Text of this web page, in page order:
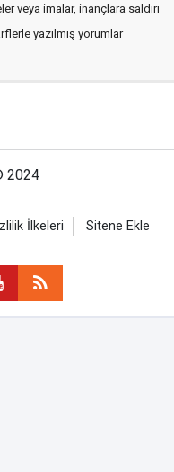
veya imalar, inançlara saldırı
yazılmış yorumlar
2024
İlkeleri Sitene Ekle